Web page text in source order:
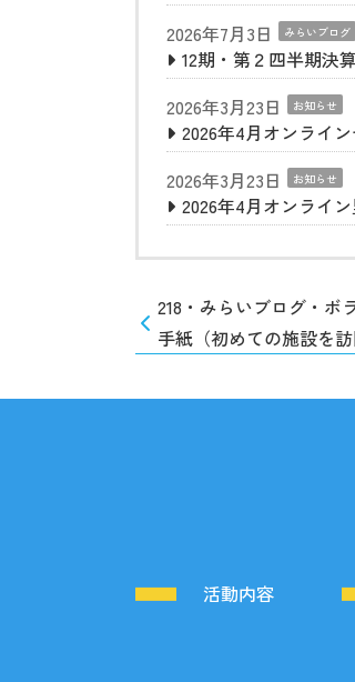
2026年7月3日
みらいブログ
12期・第２四半期決
2026年3月23日
お知らせ
2026年4月オンライ
2026年3月23日
お知らせ
2026年4月オンライ
218・みらいブログ・ボ
手紙（初めての施設を訪
活動内容